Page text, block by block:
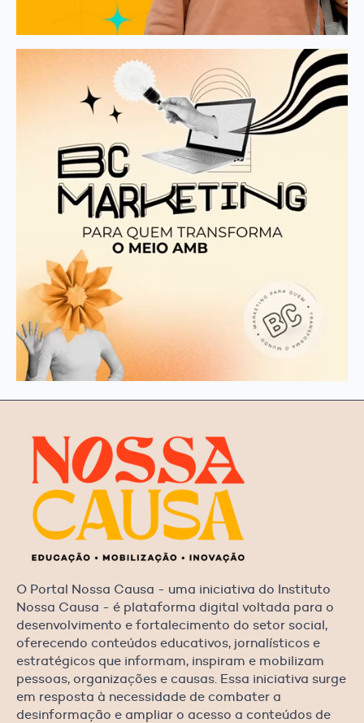
O Portal Nossa Causa - uma iniciativa do Instituto
Nossa Causa - é plataforma digital voltada para o
desenvolvimento e fortalecimento do setor social,
oferecendo conteúdos educativos, jornalísticos e
estratégicos que informam, inspiram e mobilizam
pessoas, organizações e causas. Essa iniciativa surge
em resposta à necessidade de combater a
desinformação e ampliar o acesso a conteúdos de